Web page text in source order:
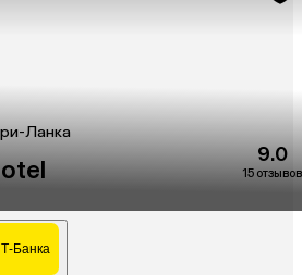
Ланка
9.0
15 отзывов
Банка